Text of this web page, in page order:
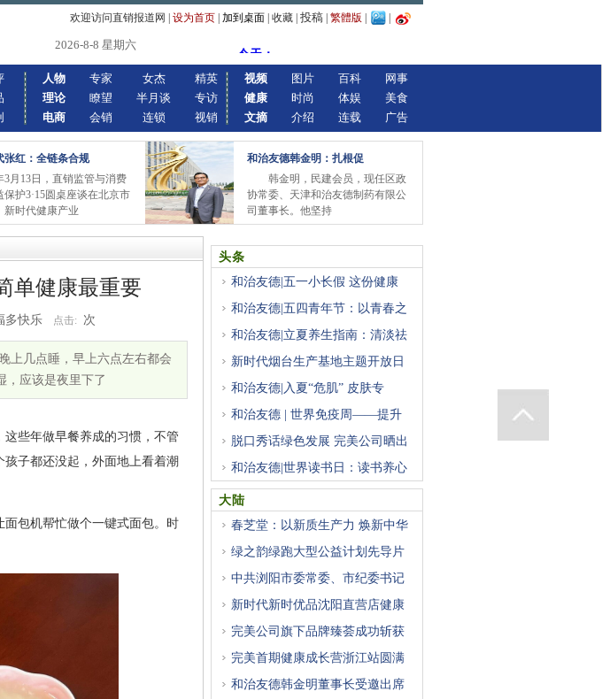
欢迎访问直销报道网 设为首页 加到桌面 收藏 投稿 繁體版
2026-8-8 星期六
人物
理论
电商
专家
瞭望
会销
女杰
半月谈
连锁
精英
专访
视销
视频
健康
文摘
图片
时尚
介绍
百科
体娱
连载
网事
美食
广告
张红：全链条合规
3月13日，直销监管与消费
保护3·15圆桌座谈在北京市
新时代健康产业
和治友德韩金明：扎根促
韩金明，民建会员，现任区政
协常委、天津和治友德制药有限公
司董事长。他坚持
单健康最重要
多快乐 点击: 次
上几点睡，早上六点左右都会
，应该是夜里下了
些年做早餐养成的习惯，不管
子都还没起，外面地上看着潮
包机帮忙做个一键式面包。时
头条
和治友德|五一小长假 这份健康
和治友德|五四青年节：以青春之
和治友德|立夏养生指南：清淡祛
新时代烟台生产基地主题开放日
和治友德|入夏“危肌” 皮肤专
和治友德 | 世界免疫周——提升
脱口秀话绿色发展 完美公司晒出
和治友德|世界读书日：读书养心
大陆
春芝堂：以新质生产力 焕新中华
绿之韵绿跑大型公益计划先导片
中共浏阳市委常委、市纪委书记
新时代新时优品沈阳直营店健康
完美公司旗下品牌臻荟成功斩获
完美首期健康成长营浙江站圆满
和治友德韩金明董事长受邀出席